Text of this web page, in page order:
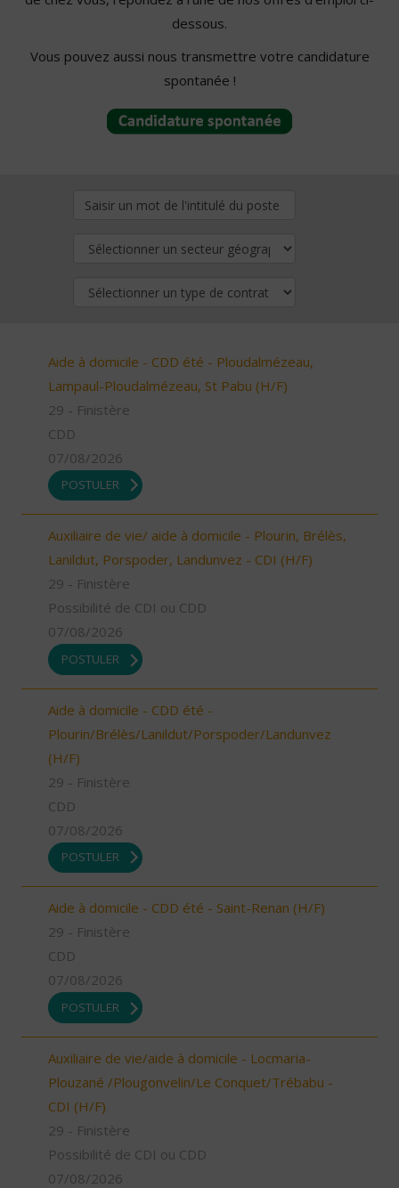
dessous.
Vous pouvez aussi nous transmettre votre candidature
spontanée !
Aide à domicile - CDD été - Ploudalmézeau,
Lampaul-Ploudalmézeau, St Pabu (H/F)
29 - Finistère
CDD
07/08/2026
POSTULER
Auxiliaire de vie/ aide à domicile - Plourin, Brélès,
Lanildut, Porspoder, Landunvez - CDI (H/F)
29 - Finistère
Possibilité de CDI ou CDD
07/08/2026
POSTULER
Aide à domicile - CDD été -
Plourin/Brélès/Lanildut/Porspoder/Landunvez
(H/F)
29 - Finistère
CDD
07/08/2026
POSTULER
Aide à domicile - CDD été - Saint-Renan (H/F)
29 - Finistère
CDD
07/08/2026
POSTULER
Auxiliaire de vie/aide à domicile - Locmaria-
Plouzané /Plougonvelin/Le Conquet/Trébabu -
CDI (H/F)
29 - Finistère
Possibilité de CDI ou CDD
07/08/2026